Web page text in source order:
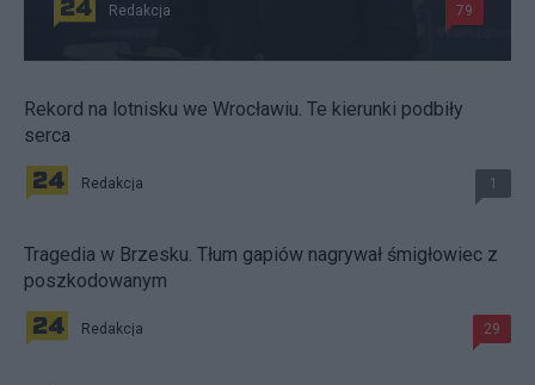
Redakcja 79
Rekord na lotnisku we Wrocławiu. Te kierunki podbiły
serca
Redakcja 1
Tragedia w Brzesku. Tłum gapiów nagrywał śmigłowiec z
poszkodowanym
Redakcja 29